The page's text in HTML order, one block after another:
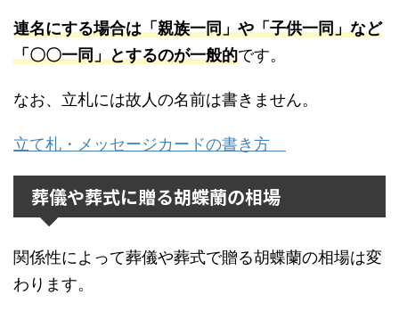
連名にする場合は「親族一同」や「子供一同」など
「〇〇一同」とするのが一般的です。
なお、立札には故人の名前は書きません。
立て札・メッセージカードの書き方
葬儀や葬式に贈る胡蝶蘭の相場
関係性によって葬儀や葬式で贈る胡蝶蘭の相場は変
わります。